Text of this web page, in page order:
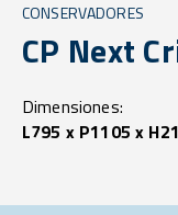
CONSERVADORES
CP Next
Dimensiones:
L795 x P1105 x